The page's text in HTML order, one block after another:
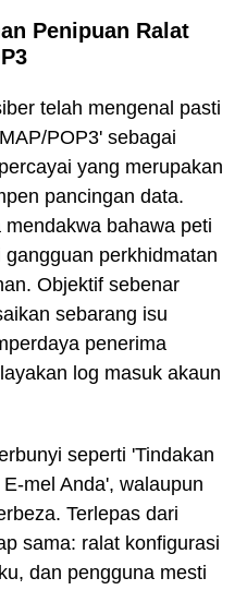
Penipuan Ralat
telah mengenal pasti
POP3' sebagai
yang merupakan
pancingan data.
bahawa peti
perkhidmatan
Objektif sebenar
sebarang isu
penerima
log masuk akaun
seperti 'Tindakan
mel Anda', walaupun
Terlepas dari
sama: ralat konfigurasi
dan pengguna mesti